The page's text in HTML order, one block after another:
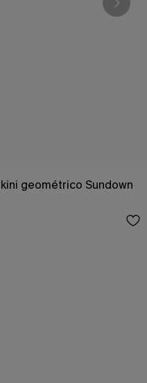
geométrico Sundown